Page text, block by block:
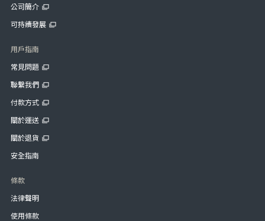
公司簡介
可持續發展
用戶指南
常見問題
聯繫我們
付款方式
關於運送
關於退貨
安全指南
條款
法律聲明
使用條款